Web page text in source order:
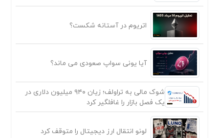
اتریوم در آستانه شکست؟
آیا یونی سواپ صعودی می ماند؟
شوک مالی به تراولف؛ زیان ۹۴۰ میلیون دلاری در
یک فصل بازار را غافلگیر کرد
لونو انتقال ارز دیجیتال را متوقف کرد